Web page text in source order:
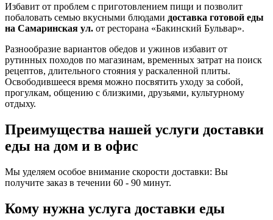
Избавит от проблем с приготовлением пищи и позволит
побаловать семью вкусными блюдами доставка готовой еды
на Самаринская ул. от ресторана «Бакинский Бульвар».
Разнообразие вариантов обедов и ужинов избавит от
рутинных походов по магазинам, временных затрат на поиск
рецептов, длительного стояния у раскаленной плиты.
Освободившееся время можно посвятить уходу за собой,
прогулкам, общению с близкими, друзьями, культурному
отдыху.
Преимущества нашей услуги доставки
еды на дом и в офис
Мы уделяем особое внимание скорости доставки: Вы
получите заказ в течении 60 - 90 минут.
Кому нужна услуга доставки еды